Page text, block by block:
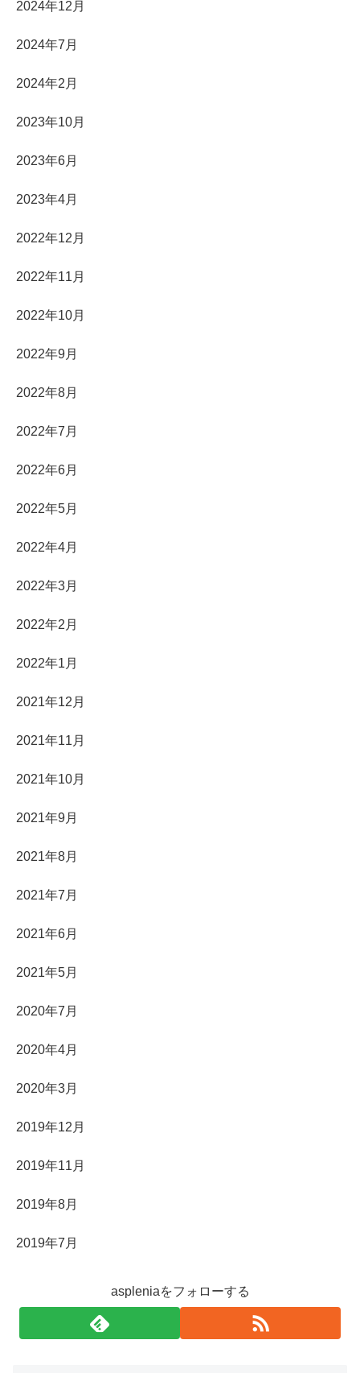
2024年12月
2024年7月
2024年2月
2023年10月
2023年6月
2023年4月
2022年12月
2022年11月
2022年10月
2022年9月
2022年8月
2022年7月
2022年6月
2022年5月
2022年4月
2022年3月
2022年2月
2022年1月
2021年12月
2021年11月
2021年10月
2021年9月
2021年8月
2021年7月
2021年6月
2021年5月
2020年7月
2020年4月
2020年3月
2019年12月
2019年11月
2019年8月
2019年7月
aspleniaをフォローする